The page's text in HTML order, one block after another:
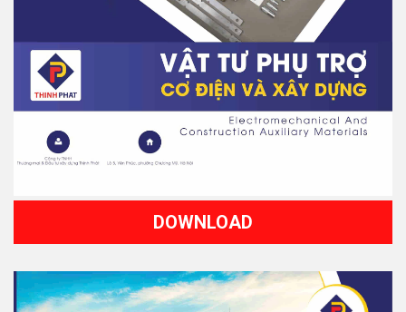
DOWNLOAD